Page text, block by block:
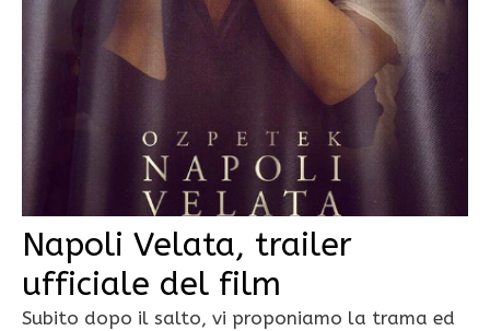
Napoli Velata, trailer
ufficiale del film
Subito dopo il salto, vi proponiamo la trama ed